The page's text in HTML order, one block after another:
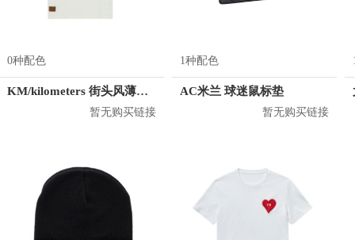
0种配色
KM/kilometers 街头风薄款印花短袖T恤 男女同款 M2X2108248
暂无购买链接
1种配色
AC米兰 球迷鼠标垫
暂无购买链接